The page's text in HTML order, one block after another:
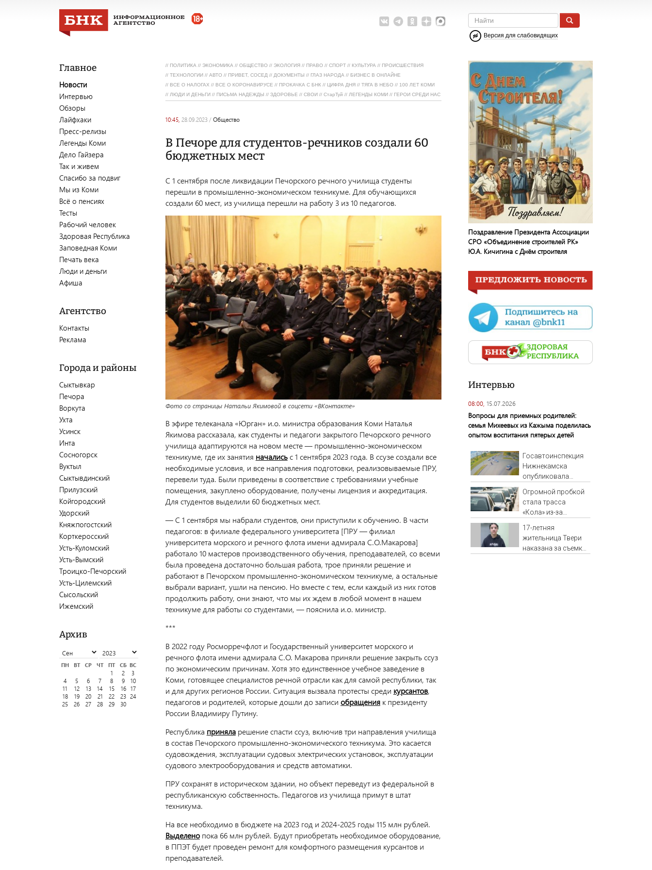
Версия для слабовидящих
Главное
Новости
Интервью
Обзоры
Лайфхаки
Пресс-релизы
Легенды Коми
Дело Гайзера
Так и живем
Спасибо за подвиг
Мы из Коми
Всё о пенсиях
Тесты
Рабочий человек
Здоровая Республика
Заповедная Коми
Печать века
Люди и деньги
Афиша
Агентство
Контакты
Реклама
Города и районы
Сыктывкар
Печора
Воркута
Ухта
Усинск
Инта
Сосногорск
Вуктыл
Сыктывдинский
Прилузский
Койгородский
Удорский
Княжпогостский
Корткеросский
Усть-Куломский
Усть-Вымский
Троицко-Печорский
Усть-Цилемский
Сысольский
Ижемский
Архив
ПН ВТ СР ЧТ ПТ СБ ВС
1
2
3
4
5 6 7 8 9
10
11
12 13 14 15 16
17
18
19 20 21 22 23 24
25
26 27 28 29 30
// ПОЛИТИКА // ЭКОНОМИКА // ОБЩЕСТВО // ЭКОЛОГИЯ // ПРАВО // СПОРТ // КУЛЬТУРА // ПРОИСШЕСТВИЯ
// ТЕХНОЛОГИИ // АВТО // ПРИВЕТ, СОСЕД // ДОКУМЕНТЫ // ГЛАЗ НАРОДА // БИЗНЕС В ОНЛАЙНЕ
// ВСЕ О НАЛОГАХ // ВСЕ О КОРОНАВИРУСЕ // ПРОКАЧКА С БНК // ЦИФРА ДНЯ // ТЯГА В НЕБО // 100 ЛЕТ КОМИ
// ЛЮДИ И ДЕНЬГИ // ПИСЬМА НАДЕЖДЫ // ЗДОРОВЬЕ // СВОИ // СтарТуй // ЛЕГЕНДЫ КОМИ // ГЕРОИ СРЕДИ НАС
10:45, 28.09.2023 / общество
В Печоре для студентов-речников создали 60
бюджетных мест
С 1 сентября после ликвидации Печорского речного училища студенты
перешли в промышленно-экономическом техникуме. Для обучающихся
создали 60 мест, из училища перешли на работу 3 из 10 педагогов.
Фото со страницы Натальи Якимовой в соцсети «ВКонтакте»
В эфире телеканала «Юрган» и.о. министра образования Коми Наталья
Якимова рассказала, как студенты и педагоги закрытого Печорского речного
училища адаптируются на новом месте — промышленно-экономическом
техникуме, где их занятия началисьс 1 сентября 2023 года. В ссузе создали все
необходимые условия, и все направления подготовки, реализовываемые ПРУ,
перевели туда. Были приведены в соответствие с требованиями учебные
помещения, закуплено оборудование, получены лицензия и аккредитация.
Для студентов выделили 60 бюджетных мест.
— С 1 сентября мы набрали студентов, они приступили к обучению. В части
педагогов: в филиале федерального университета [ПРУ — филиал
университета морского и речного флота имени адмирала С.О.Макарова]
работало 10 мастеров производственного обучения, преподавателей, со всеми
была проведена достаточно большая работа, трое приняли решение и
работают в Печорском промышленно-экономическом техникуме, а остальные
выбрали вариант, ушли на пенсию. Но вместе с тем, если каждый из них готов
продолжить работу, они знают, что мы их ждем в любой момент в нашем
техникуме для работы со студентами, — пояснила и.о. министр.
***
В 2022 году Росморречфлот и Государственный университет морского и
речного флота имени адмирала С.О. Макарова приняли решение закрыть ссуз
по экономическим причинам. Хотя это единственное учебное заведение в
Коми, готовящее специалистов речной отрасли как для самой республики, так
и для других регионов России. Ситуация вызвала протесты среди курсантов,
педагогов и родителей, которые дошли до записи обращенияк президенту
России Владимиру Путину.
Республика приняларешение спасти ссуз, включив три направления училища
в состав Печорского промышленно-экономического техникума. Это касается
судовождения, эксплуатации судовых электрических установок, эксплуатации
судового электрооборудования и средств автоматики.
ПРУ сохранят в историческом здании, но объект переведут из федеральной в
республиканскую собственность. Педагогов из училища примут в штат
техникума.
На все необходимо в бюджете на 2023 год и 2024-2025 годы 115 млн рублей.
Выделенопока 66 млн рублей. Будут приобретать необходимое оборудование,
в ППЭТ будет проведен ремонт для комфортного размещения курсантов и
преподавателей.
Поздравление Президента Ассоциации
СРО «Объединение строителей РК»
Ю.А. Кичигина с Днём строителя
Интервью
08:00, 15.07.2026
Вопросы для приемных родителей:
семья Михеевых из Кажыма поделилась
опытом воспитания пятерых детей
Госавтоинспекция
Нижнекамска
опубликовала
с участием
питбайкера
07/08/2026 –
Новости
Огромной пробкой
стала трасса
«Кола» из-за
17-летняя
жительница Твери
наказана за съемку